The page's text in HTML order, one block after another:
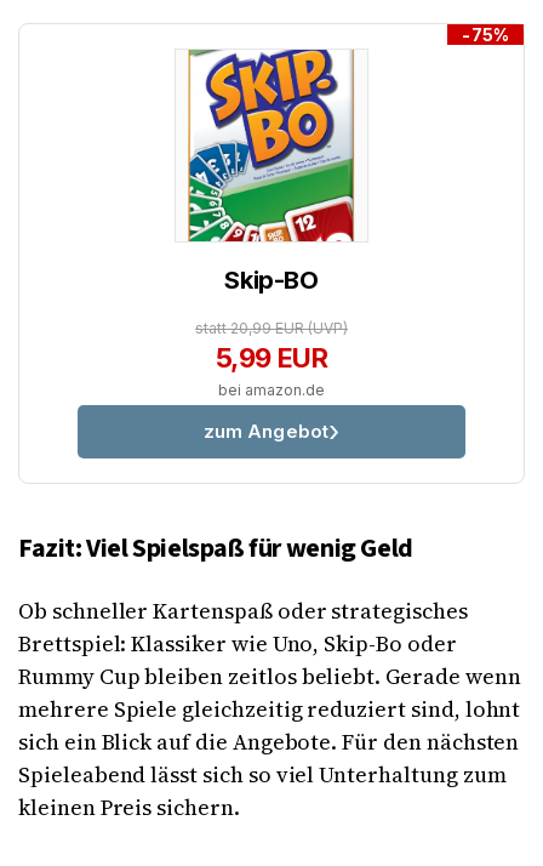
-75%
Skip-BO
statt 20,99 EUR(UVP)
5,99 EUR
bei amazon.de
zum Angebot
Fazit: Viel Spielspaß für wenig Geld
Ob schneller Kartenspaß oder strategisches
Brettspiel: Klassiker wie Uno, Skip-Bo oder
Rummy Cup bleiben zeitlos beliebt. Gerade wenn
mehrere Spiele gleichzeitig reduziert sind, lohnt
sich ein Blick auf die Angebote. Für den nächsten
Spieleabend lässt sich so viel Unterhaltung zum
kleinen Preis sichern.